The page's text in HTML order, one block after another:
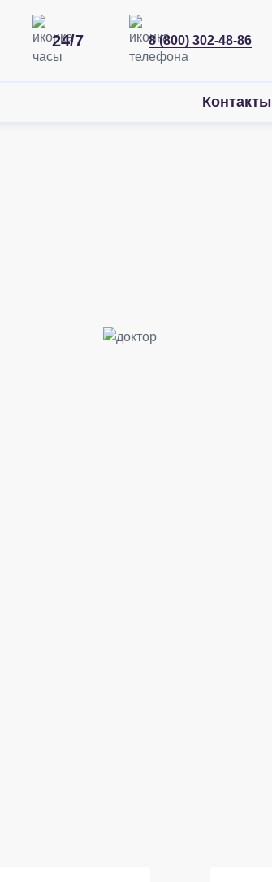
24/7
8 (800) 302-48-86
Контакты